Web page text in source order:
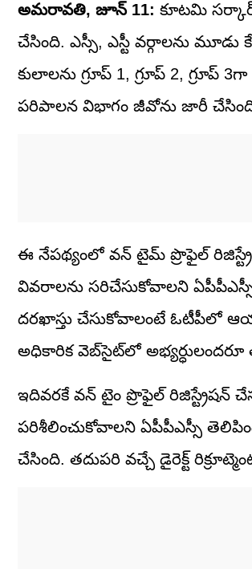
అమరావతి, జూన్ 11: కూటమి సర్కార్
చేసింది. ఎస్సీ, ఎస్టీ వర్గాలను
కులాలను గ్రూప్ 1, గ్రూప్ 2, గ్రూప్‌
పరిపాలన విభాగం జీవోను జారీ
ఈ నేపథ్యంలో వన్‌ టైమ్‌ ప్రొఫైల్‌
వివరాలను సరిచేసుకోవాలని
దరఖాస్తు చేసుకోవాలంటే ఓటీపీలో
అధికారిక వెబ్‌సైట్‌లో
ఇదివరకే వన్ టైం ప్రొఫైల్ రిజిస్ట్రేషన్
పరిశీలించుకోవాలని ఏపీపీఎస్సీ
చేసింది. తదుపరి వచ్చే డైరెక్ట్